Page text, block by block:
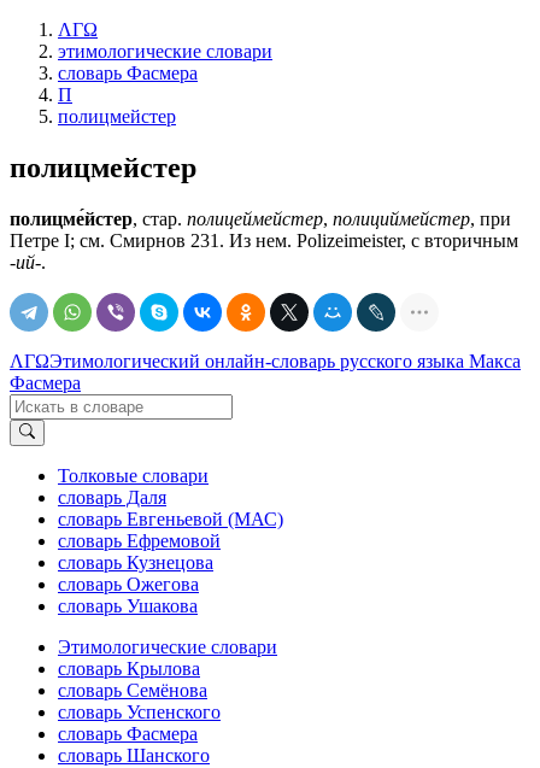
ΛΓΩ
этимологические словари
словарь Фасмера
П
полицмейстер
полицмейстер
полицме́йстер, стар. полицеймейстер, полициймейстер, при
Петре I; см. Смирнов 231. Из нем. Polizeimeister, с вторичным
-ий-.
ΛΓΩЭтимологический онлайн-словарь русского языка Макса
Фасмера
Толковые словари
словарь Даля
словарь Евгеньевой (МАС)
словарь Ефремовой
словарь Кузнецова
словарь Ожегова
словарь Ушакова
Этимологические словари
словарь Крылова
словарь Семёнова
словарь Успенского
словарь Фасмера
словарь Шанского